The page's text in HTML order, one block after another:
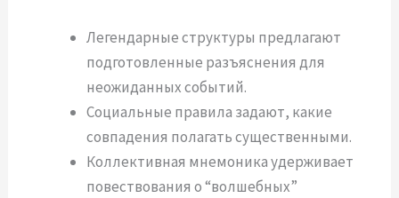
Легендарные структуры предлагают
подготовленные разъяснения для
неожиданных событий.
Социальные правила задают, какие
совпадения полагать существенными.
Коллективная мнемоника удерживает
повествования о “волшебных”